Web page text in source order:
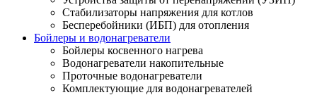
Стабилизаторы напряжения для котлов
Бесперебойники (ИБП) для отопления
Бойлеры и водонагреватели
Бойлеры косвенного нагрева
Водонагреватели накопительные
Проточные водонагреватели
Комплектующие для водонагревателей